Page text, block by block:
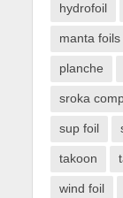
hydrofoil
manta foils
planche
sroka
sup foil
takoon
wind foil